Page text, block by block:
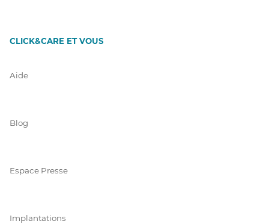
CLICK&CARE ET VOUS
Aide
Blog
Espace Presse
Implantations